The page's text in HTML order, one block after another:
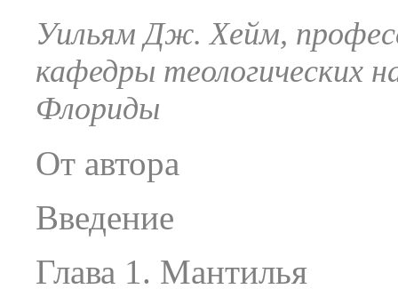
Уильям Дж. Хейм,
кафедры теологических
Флориды
От автора
Введение
Глава 1. Мантилья